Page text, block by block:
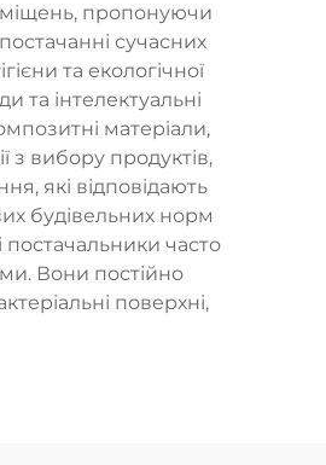
пропонуючи
сучасних
та екологічної
та інтелектуальні
матеріали,
з вибору продуктів,
які відповідають
будівельних норм
постачальники часто
Вони постійно
поверхні,